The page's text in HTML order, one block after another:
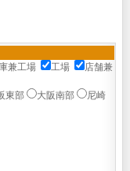
兼工場 工場
店舗兼
東部 大阪南部
尼崎